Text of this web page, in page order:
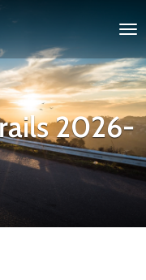
2026-